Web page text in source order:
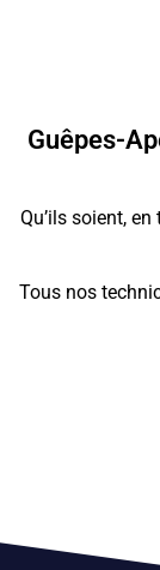
Guêpes-
Qu’ils soient,
Tous nos